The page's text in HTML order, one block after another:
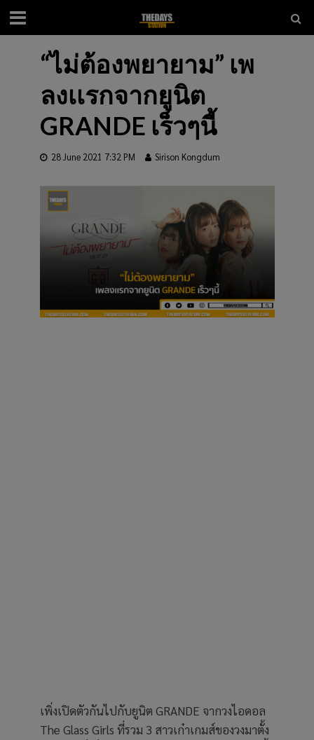
“ไม่ต้องพยายาม” เพ
ลงเเรกจากยูนิต
GRANDE เร็วๆนี้
28 June 2021 7:32 PM Sirison Kongdum
เพิ่งเปิดตัวกันไปกับยูนิต GRANDE จากวงไอดอล
The Glass Girls ที่รวม 3 สาวเก๋าเกมส์ของวงมาตั้ง